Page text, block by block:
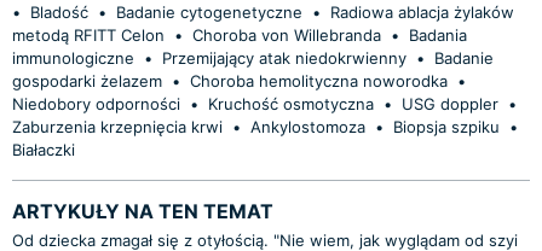
•
Bladość • Badanie cytogenetyczne •
Radiowa ablacja żylaków
metodą RFITT Celon
• Choroba von Willebranda •
Badania
immunologiczne
• Przemijający atak niedokrwienny •
Badanie
gospodarki żelazem • Choroba hemolityczna noworodka •
Niedobory odporności • Kruchość osmotyczna • USG doppler •
Zaburzenia krzepnięcia krwi • Ankylostomoza • Biopsja szpiku
•
Białaczki
ARTYKUŁY NA TEN TEMAT
Od dziecka zmagał się z otyłością. "Nie wiem, jak wyglądam od szyi